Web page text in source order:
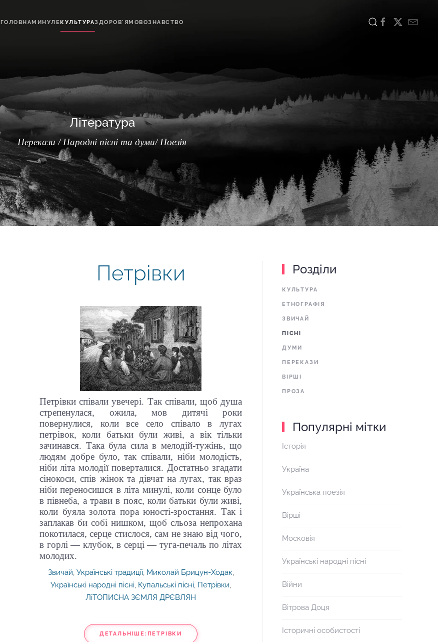
ГОЛОВНАМИНУЛЕКУЛЬТУРАЗДОРОВ'ЯМОВОЗНАВСТВО
Література
Перекази / Народні пісні та думи/ Поезія
Петрівки
Петрівки співали увечері. Так співали, щоб душа
стрепенулася, ожила, мов дитячі роки
повернулися, коли все село співало в лугах
петрівок, коли батьки були живі, а вік тільки
зачинався. Така була сила в мелодій-тужінь, що
людям добре було, так співали, ніби молодість,
ніби літа молодії поверталися. Достатньо згадати
сінокоси, спів жінок та дівчат на лугах, так враз
ніби переносишся в літа минулі, коли сонце було
в півнеба, а трави в пояс, коли батьки були живі,
коли буяла золота пора юності-зростання. Так і
заплакав би собі нишком, щоб сльоза непрохана
покотилася, серце стислося, сам не знаю від чого,
в горлі — клубок, в серці — туга-печаль по літах
молодих.
Звичай, Українські традиції, Миколай Брицун-Ходак,
Українські народні пісні, Купальські пісні, Петрівки,
ЛіТОПИСНА ЗЄМЛЯ ДРЄВЛЯН
ДЕТАЛЬНІШЕ:ПЕТРІВКИ
Розділи
КУЛЬТУРА
ЕТНОГРАФІЯ
ЗВИЧАЙ
ПІСНІ
ДУМИ
ПЕРЕКАЗИ
ВІРШІ
ПРОЗА
Популярні мітки
Історія
Україна
Українська поезія
Вірші
Московія
Українські народні пісні
Війни
Вітрова Доця
Історичні особистості